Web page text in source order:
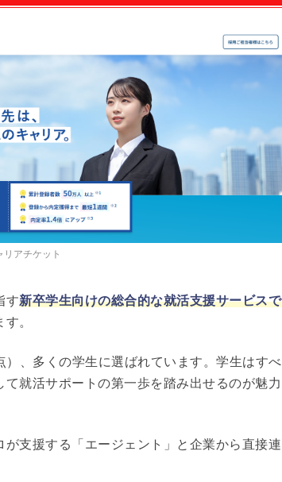
リアチケット
す新卒学生向けの総合的な就活支援サービスで
。
、多くの学生に選ばれています。学生はすべ
就活サポートの第一歩を踏み出せるのが魅力
支援する「エージェント」と企業から直接連